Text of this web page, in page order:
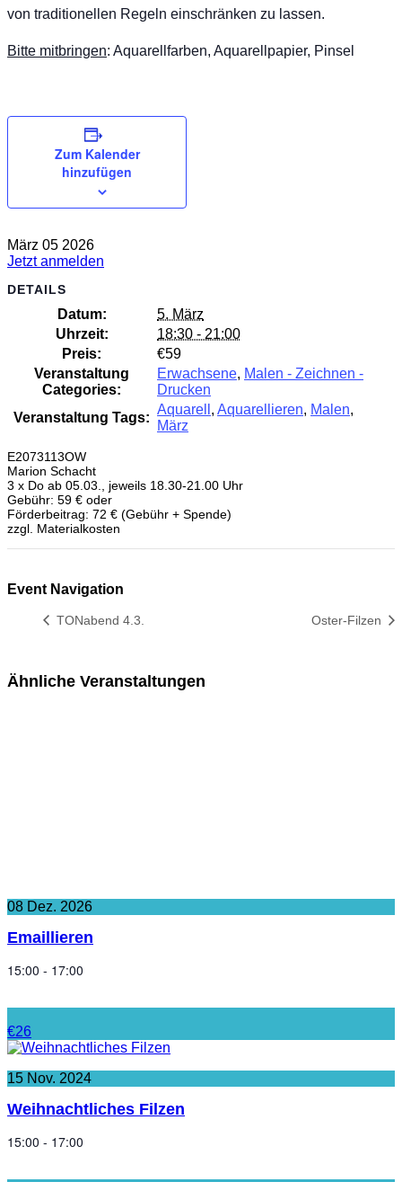
von traditionellen Regeln einschränken zu lassen.
Bitte mitbringen: Aquarellfarben, Aquarellpapier, Pinsel
Zum Kalender
hinzufügen
März 05 2026
Jetzt anmelden
DETAILS
Datum:
5. März
Uhrzeit:
18:30 - 21:00
Preis:
€59
Veranstaltung
Categories:
Erwachsene, Malen - Zeichnen -
Drucken
Veranstaltung Tags:
Aquarell , Aquarellieren, Malen,
März
E2073113OW
Marion Schacht
3 x Do ab 05.03., jeweils 18.30-21.00 Uhr
Gebühr: 59 € oder
Förderbeitrag: 72 € (Gebühr + Spende)
zzgl. Materialkosten
Event Navigation
TONabend 4.3. Oster-Filzen
Ähnliche Veranstaltungen
08 Dez. 2026
Emaillieren
15:00 - 17:00
€26
15 Nov. 2024
Weihnachtliches Filzen
15:00 - 17:00